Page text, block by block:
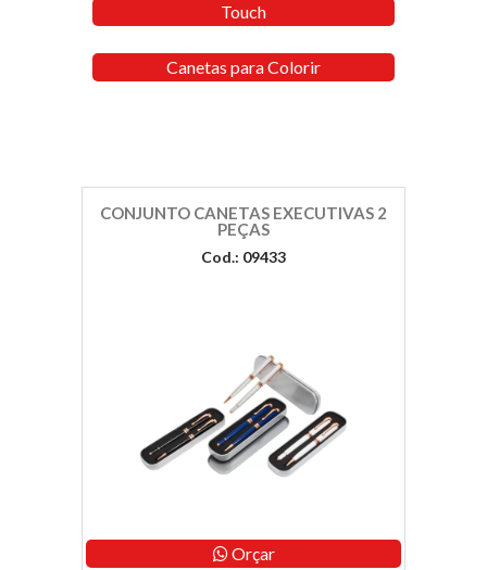
Touch
Canetas para Colorir
CONJUNTO CANETAS EXECUTIVAS 2
PEÇAS
Cod.: 09433
Orçar